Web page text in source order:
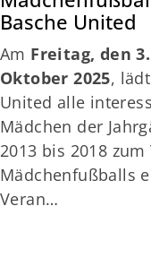
Basche United
AmFreitag, den 3.
Oktober 2025,
United alle
Mädchen der
2013 bis 2018 zum
Mädchenfußballs
Veran…